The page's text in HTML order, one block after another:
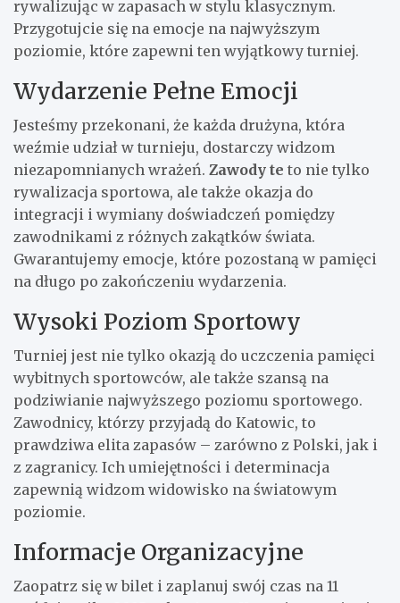
rywalizując w zapasach w stylu klasycznym.
Przygotujcie się na emocje na najwyższym
poziomie, które zapewni ten wyjątkowy turniej.
Wydarzenie Pełne Emocji
Jesteśmy przekonani, że każda drużyna, która
weźmie udział w turnieju, dostarczy widzom
niezapomnianych wrażeń. Zawody te to nie tylko
rywalizacja sportowa, ale także okazja do
integracji i wymiany doświadczeń pomiędzy
zawodnikami z różnych zakątków świata.
Gwarantujemy emocje, które pozostaną w pamięci
na długo po zakończeniu wydarzenia.
Wysoki Poziom Sportowy
Turniej jest nie tylko okazją do uczczenia pamięci
wybitnych sportowców, ale także szansą na
podziwianie najwyższego poziomu sportowego.
Zawodnicy, którzy przyjadą do Katowic, to
prawdziwa elita zapasów – zarówno z Polski, jak i
z zagranicy. Ich umiejętności i determinacja
zapewnią widzom widowisko na światowym
poziomie.
Informacje Organizacyjne
Zaopatrz się w bilet i zaplanuj swój czas na 11